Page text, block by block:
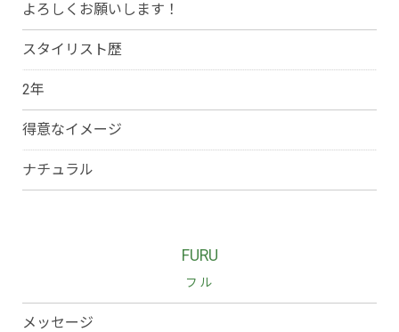
よろしくお願いします！
スタイリスト歴
2年
得意なイメージ
ナチュラル
FURU
フル
メッセージ